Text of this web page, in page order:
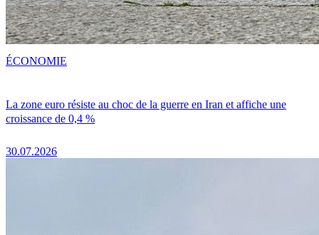
La zone euro résiste au choc de la guerre en Iran et affiche une
croissance de 0,4 %
30.07.2026
ÉCONOMIE